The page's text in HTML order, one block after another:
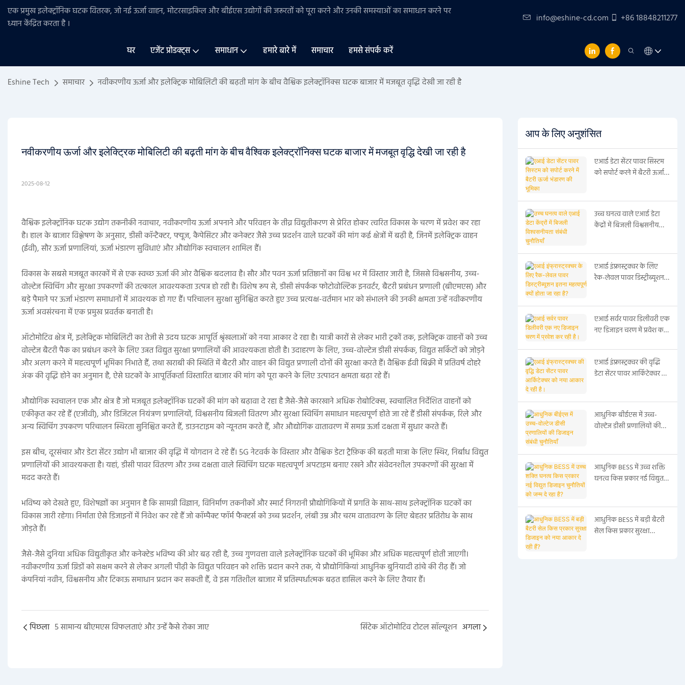
एक प्रमुख इलेक्ट्रॉनिक घटक वितरक, जो नई ऊर्जा वाहन, मोटरसाइकिल और बीईएसउद्योगों कीजरूरतों को पूरा करने और उनकी समस्याओं का समाधान करने पर
ध्यान केंद्रित करता है। info@eshine-cd.com +86 18848211277
घर एजेंट प्रोडक्ट्स समाधान हमारे बारे में समाचार हमसे संपर्क करें
Eshine Tech समाचार नवीकरणीय ऊर्जा और इलेक्ट्रिक मोबिलिटी की बढ़ती मांग के बीच वैश्विक इलेक्ट्रॉनिक्स घटक बाजार में मजबूत वृद्धि देखी जा रही है
नवीकरणीय ऊर्जा और इलेक्ट्रिक मोबिलिटी की बढ़ती मांग के बीच वैश्विक इलेक्ट्रॉनिक्स घटक बाजार में मजबूत वृद्धि देखी जा रही है
2025-08-12
वैश्विक इलेक्ट्रॉनिक घटक उद्योग तकनीकी नवाचार, नवीकरणीय ऊर्जा अपनाने और परिवहन के तीव्र विद्युतीकरण से प्रेरित होकर त्वरित विकास के चरण में प्रवेश कर रहा
है। हाल के बाजार विश्लेषण के अनुसार, डीसी कॉन्टैक्टर, फ्यूज, कैपेसिटर और कनेक्टर जैसे उच्च प्रदर्शन वाले घटकों की मांग कई क्षेत्रों में बढ़ी है, जिनमें इलेक्ट्रिक वाहन
(ईवी), सौर ऊर्जा प्रणालियां, ऊर्जा भंडारण सुविधाएं और औद्योगिक स्वचालन शामिल हैं।
विकास के सबसे मजबूत कारकों में से एक स्वच्छ ऊर्जा की ओर वैश्विक बदलाव है। सौर और पवन ऊर्जा प्रतिष्ठानों का विश्व भर में विस्तार जारी है, जिससे विश्वसनीय, उच्च-
वोल्टेज स्विचिंग और सुरक्षा उपकरणों की तत्काल आवश्यकता उत्पन्न हो रही है। विशेष रूप से, डीसी संपर्कक फोटोवोल्टिक इनवर्टर, बैटरी प्रबंधन प्रणाली (बीएमएस) और
बड़े पैमाने पर ऊर्जा भंडारण समाधानों में आवश्यक हो गए हैं। परिचालन सुरक्षा सुनिश्चित करते हुए उच्च प्रत्यक्ष-वर्तमान भार को संभालने की उनकी क्षमता उन्हें नवीकरणीय
ऊर्जा अवसंरचना में एक प्रमुख प्रवर्तक बनाती है।
ऑटोमोटिव क्षेत्र में, इलेक्ट्रिक मोबिलिटी का तेजी से उदय घटक आपूर्ति श्रृंखलाओं को नया आकार दे रहा है। यात्री कारों से लेकर भारी ट्रकों तक, इलेक्ट्रिक वाहनों को उच्च
वोल्टेज बैटरी पैक का प्रबंधन करने के लिए उन्नत विद्युत सुरक्षा प्रणालियों की आवश्यकता होती है। उदाहरण के लिए, उच्च-वोल्टेज डीसी संपर्कक, विद्युत सर्किटों को जोड़ने
और अलग करने में महत्वपूर्ण भूमिका निभाते हैं, तथा खराबी की स्थिति में बैटरी और वाहन की विद्युत प्रणाली दोनों की सुरक्षा करते हैं। वैश्विक ईवी बिक्री में प्रतिवर्ष दोहरे
अंक की वृद्धि होने का अनुमान है, ऐसे घटकों के आपूर्तिकर्ता विस्तारित बाजार की मांग को पूरा करने के लिए उत्पादन क्षमता बढ़ा रहे हैं।
औद्योगिक स्वचालन एक और क्षेत्र है जो मजबूत इलेक्ट्रॉनिक घटकों की मांग को बढ़ावा दे रहा है जैसे-जैसे कारखाने अधिक रोबोटिक्स, स्वचालित निर्देशित वाहनों को
एकीकृत कर रहे हैं (एजीवी), और डिजिटल नियंत्रण प्रणालियों, विश्वसनीय बिजली वितरण और सुरक्षा स्विचिंग समाधान महत्वपूर्ण होते जा रहे हैं डीसी संपर्कक, रिले और
अन्य स्विचिंग उपकरण परिचालन स्थिरता सुनिश्चित करते हैं, डाउनटाइम को न्यूनतम करते हैं, और औद्योगिक वातावरण में समग्र ऊर्जा दक्षता में सुधार करते हैं।
इस बीच, दूरसंचार और डेटा सेंटर उद्योग भी बाजार की वृद्धि में योगदान दे रहे हैं। 5G नेटवर्क के विस्तार और वैश्विक डेटा ट्रैफ़िक की बढ़ती मात्रा के लिए स्थिर, निर्बाध विद्युत
प्रणालियों की आवश्यकता है। यहां, डीसी पावर वितरण और उच्च दक्षता वाले स्विचिंग घटक महत्वपूर्ण अपटाइम बनाए रखने और संवेदनशील उपकरणों की सुरक्षा में
मदद करते हैं।
भविष्य को देखते हुए, विशेषज्ञों का अनुमान है कि सामग्री विज्ञान, विनिर्माण तकनीकों और स्मार्ट निगरानी प्रौद्योगिकियों में प्रगति के साथ-साथ इलेक्ट्रॉनिक घटकों का
विकास जारी रहेगा। निर्माता ऐसे डिजाइनों में निवेश कर रहे हैं जो कॉम्पैक्ट फॉर्म फैक्टर्स को उच्च प्रदर्शन, लंबी उम्र और चरम वातावरण के लिए बेहतर प्रतिरोध के साथ
जोड़ते हैं।
जैसे-जैसे दुनिया अधिक विद्युतीकृत और कनेक्टेड भविष्य की ओर बढ़ रही है, उच्च गुणवत्ता वाले इलेक्ट्रॉनिक घटकों की भूमिका और अधिक महत्वपूर्ण होती जाएगी।
नवीकरणीय ऊर्जा ग्रिडों को सक्षम करने से लेकर अगली पीढ़ी के विद्युत परिवहन को शक्ति प्रदान करने तक, ये प्रौद्योगिकियां आधुनिक बुनियादी ढांचे की रीढ़ हैं। जो
कंपनियां नवीन, विश्वसनीय और टिकाऊ समाधान प्रदान कर सकती हैं, वे इस गतिशील बाजार में प्रतिस्पर्धात्मक बढ़त हासिल करने के लिए तैयार हैं।
पिछला 5 सामान्य बीएमएस विफलताएं और उन्हें कैसे रोका जाए सिंटेक ऑटोमोटिव टोटल सॉल्यूशन अगला
आप के लिए अनुशंसित
एआई डेटा सेंटर पावर सिस्टम
को सपोर्ट करने में बैटरी ऊर्जा
उच्च घनत्व वाले एआई डेटा
केंद्रों में बिजली विश्वसनीयता
एआई इंफ्रास्ट्रक्चर के लिए
रैक-लेवल पावर डिस्ट्रीब्यूशन
एआई सर्वर पावर डिलीवरी एक
नए डिजाइन चरण में प्रवेश कर
एआई इंफ्रास्ट्रक्चर की वृद्धि
डेटा सेंटर पावर आर्किटेक्चर को
आधुनिक बीईएस में उच्च-
वोल्टेज डीसी प्रणालियों की
आधुनिक BESS में उच्च शक्ति
घनत्व किस प्रकार नई विद्युत
आधुनिक BESS में बड़ी बैटरी
सेल किस प्रकार सुरक्षा